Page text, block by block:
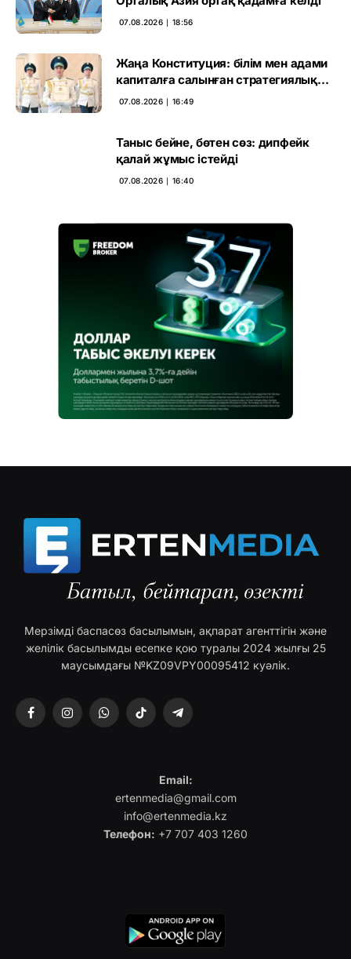
07.08.2026 ∣ 18:56
Жаңа Конституция: білім мен адами
капиталға салынған стратегиялық
негіз
07.08.2026 ∣ 16:49
Таныс бейне, бөтен сөз: дипфейк
қалай жұмыс істейді
07.08.2026 ∣ 16:40
Мерзімді баспасөз басылымын, ақпарат агенттігін және
желілік басылымды есепке қою туралы 2024 жылғы 25
маусымдағы №KZ09VPY00095412 куәлік.
FacebookInstagramWhatsAppTikTok Telegram
Email:
ertenmedia@gmail.com
info@ertenmedia.kz
Телефон: +7 707 403 1260